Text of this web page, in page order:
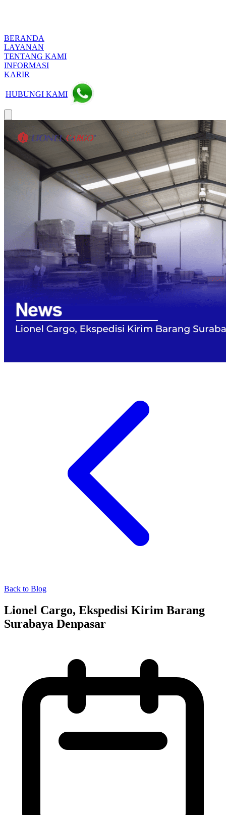
BERANDA
LAYANAN
TENTANG KAMI
INFORMASI
KARIR
HUBUNGI KAMI
Back to Blog
Lionel Cargo, Ekspedisi Kirim Barang
Surabaya Denpasar